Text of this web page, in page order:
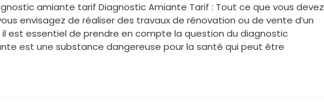
amiante tarif Diagnostic Amiante Tarif : Tout ce que vous devez
envisagez de réaliser des travaux de rénovation ou de vente d’un
il est essentiel de prendre en compte la question du diagnostic
est une substance dangereuse pour la santé qui peut être